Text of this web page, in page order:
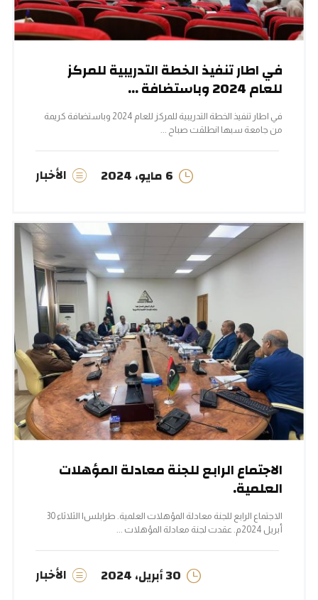
في اطار تنفيذ الخطة التدريبية للمركز
للعام 2024 وباستضافة ...
في اطار تنفيذ الخطة التدريبية للمركز للعام 2024 وباستضافة كريمة
من جامعة سبها انطلقت صباح ...
6 مايو، 2024 الأخبار
الاجتماع الرابع للجنة معادلة المؤهلات
العلمية.
الاجتماع الرابع للجنة معادلة المؤهلات العلمية. طرابلس| الثلاثاء 30
أبريل 2024م. عقدت لجنة معادلة المؤهلات ...
30 أبريل، 2024 الأخبار